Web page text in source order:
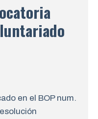
en el BOP num.